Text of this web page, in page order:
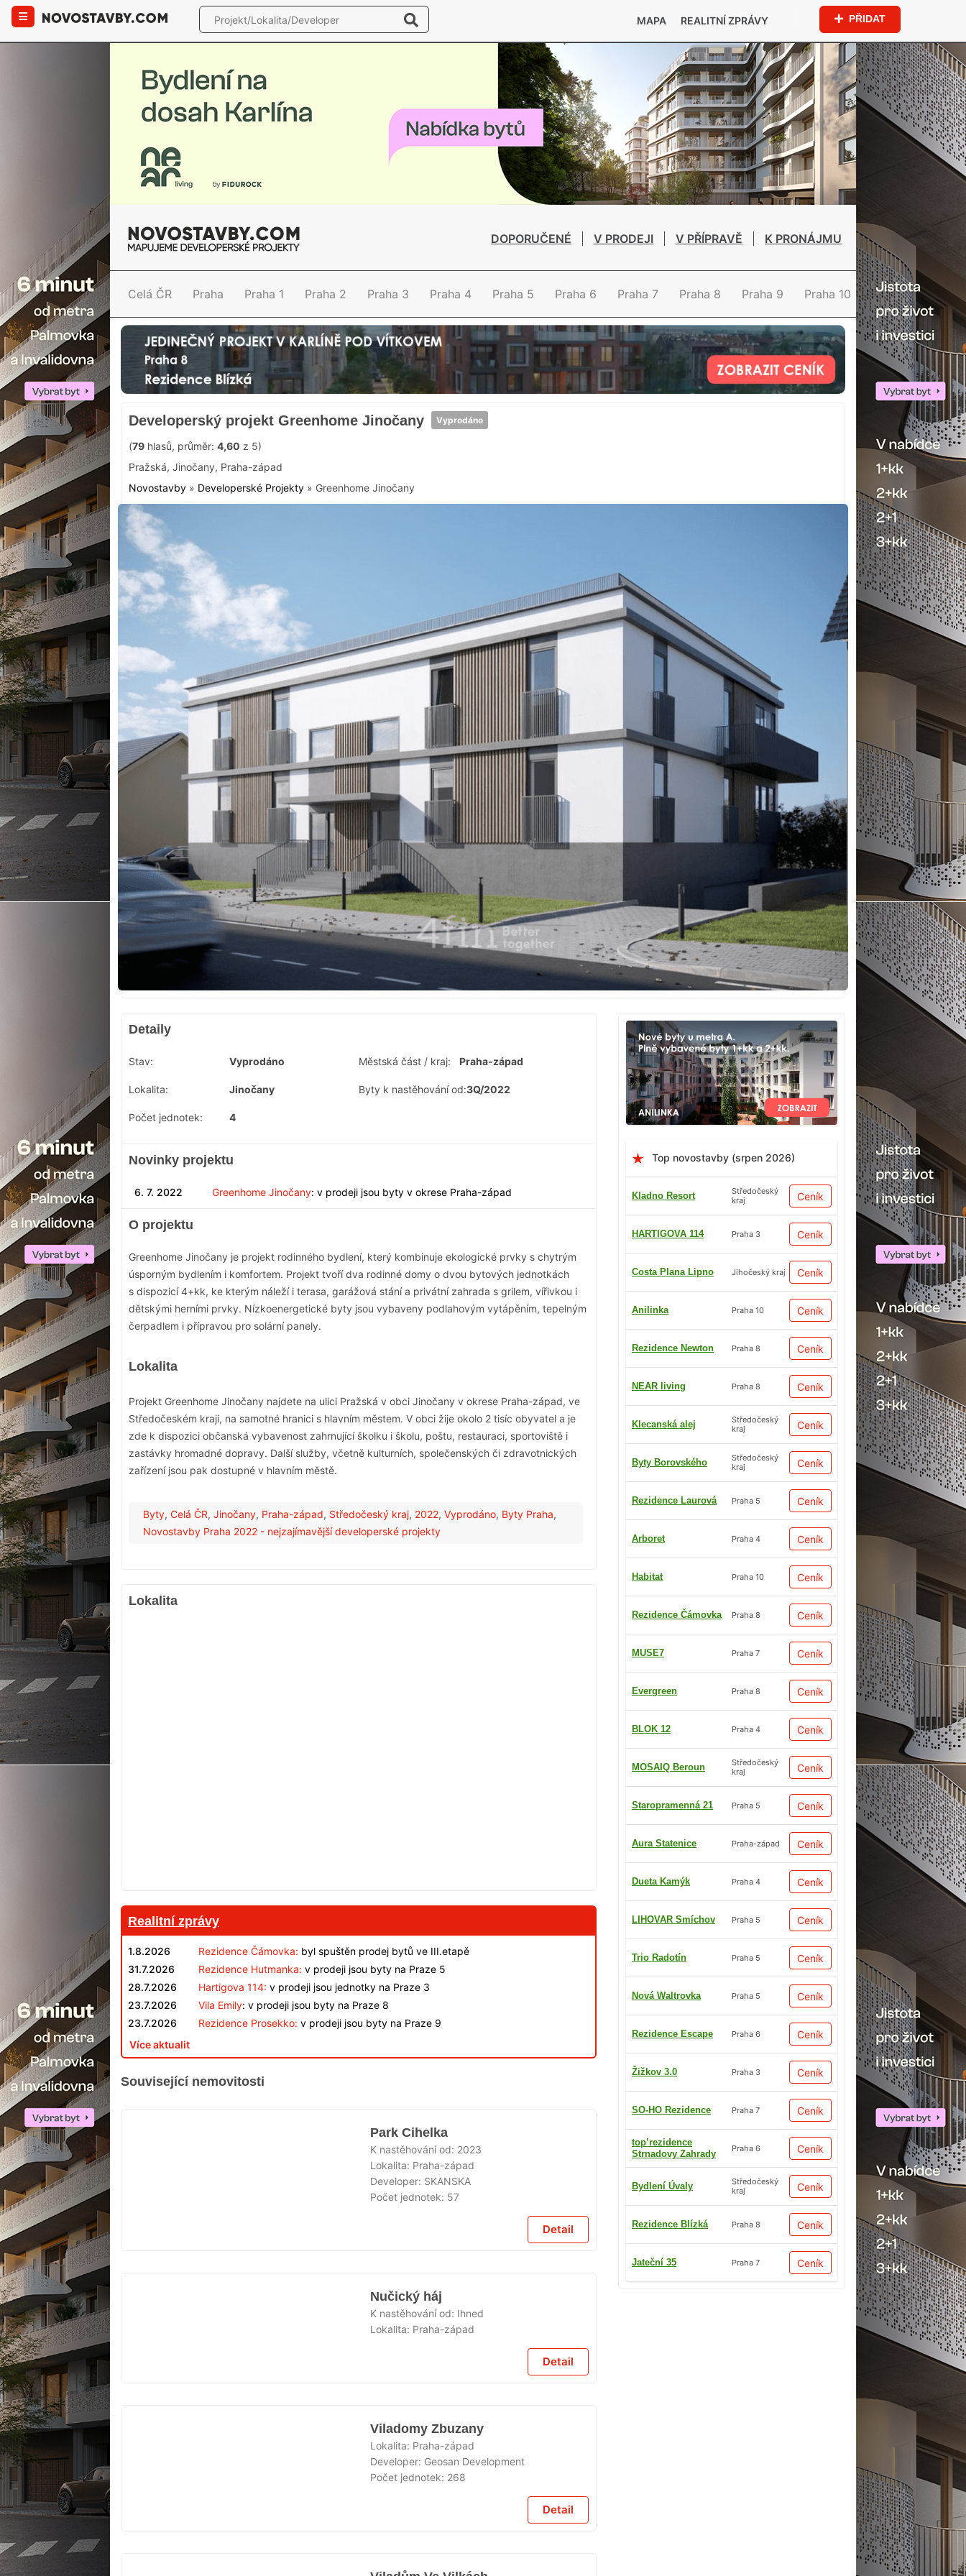
MAPA REALITNÍ ZPRÁVY PŘIDAT
DOPORUČENÉ V PRODEJI V PŘÍPRAVĚ K PRONÁJMU
Celá ČR Praha Praha 1 Praha 2 Praha 3 Praha 4 Praha 5 Praha 6 Praha 7 Praha 8 Praha 9 Praha 10
Developerský projekt Greenhome Jinočany Vyprodáno
(79 hlasů, průměr: 4,60 z 5)
Pražská, Jinočany, Praha-západ
Novostavby » Developerské Projekty » Greenhome Jinočany
Top novostavby (srpen 2026)
Kladno Resort
Středočeský
kraj
Ceník
HARTIGOVA 114 Praha 3 Ceník
Costa Plana Lipno Jihočeský kraj Ceník
Anilinka Praha 10 Ceník
Rezidence Newton Praha 8 Ceník
NEAR living Praha 8 Ceník
Klecanská alej
Středočeský
kraj
Ceník
Byty Borovského
Středočeský
kraj
Ceník
Rezidence Laurová Praha 5 Ceník
Arboret Praha 4 Ceník
Habitat Praha 10 Ceník
Rezidence Čámovka Praha 8 Ceník
MUSE7 Praha 7 Ceník
Evergreen Praha 8 Ceník
BLOK 12 Praha 4 Ceník
MOSAIQ Beroun
Středočeský
kraj
Ceník
Staropramenná 21 Praha 5 Ceník
Aura Statenice Praha-západ Ceník
Dueta Kamýk Praha 4 Ceník
LIHOVAR Smíchov Praha 5 Ceník
Trio Radotín Praha 5 Ceník
Nová Waltrovka Praha 5 Ceník
Rezidence Escape Praha 6 Ceník
Žižkov 3.0 Praha 3 Ceník
SO-HO Rezidence Praha 7 Ceník
top’rezidence
Strnadovy Zahrady
Praha 6 Ceník
Bydlení Úvaly
Středočeský
kraj
Ceník
Rezidence Blízká Praha 8 Ceník
Jateční 35 Praha 7 Ceník
Detaily
Stav: Vyprodáno Městská část / kraj: Praha-západ
Lokalita: Jinočany Byty k nastěhování od:3Q/2022
Počet jednotek: 4
Novinky projektu
6. 7. 2022 Greenhome Jinočany: v prodeji jsou byty v okrese Praha-západ
O projektu
Greenhome Jinočany je projekt rodinného bydlení, který kombinuje ekologické prvky s chytrým
úsporným bydlením i komfortem. Projekt tvoří dva rodinné domy o dvou bytových jednotkách
s dispozicí 4+kk, ke kterým náleží i terasa, garážová stání a privátní zahrada s grilem, vířivkou i
dětskými herními prvky. Nízkoenergetické byty jsou vybaveny podlahovým vytápěním, tepelným
čerpadlem i přípravou pro solární panely.
Lokalita
Projekt Greenhome Jinočany najdete na ulici Pražská v obci Jinočany v okrese Praha-západ, ve
Středočeském kraji, na samotné hranici s hlavním městem. V obci žije okolo 2 tisíc obyvatel a je
zde k dispozici občanská vybavenost zahrnující školku i školu, poštu, restauraci, sportoviště i
zastávky hromadné dopravy. Další služby, včetně kulturních, společenských či zdravotnických
zařízení jsou pak dostupné v hlavním městě.
Byty, Celá ČR, Jinočany, Praha-západ, Středočeský kraj, 2022, Vyprodáno, Byty Praha,
Novostavby Praha 2022 - nejzajímavější developerské projekty
Lokalita
Realitní zprávy
1.8.2026 Rezidence Čámovka: byl spuštěn prodej bytů ve III.etapě
31.7.2026
Rezidence Hutmanka: v prodeji jsou byty na Praze 5
28.7.2026
Hartigova 114: v prodeji jsou jednotky na Praze 3
23.7.2026
Vila Emily: v prodeji jsou byty na Praze 8
23.7.2026
Rezidence Prosekko: v prodeji jsou byty na Praze 9
Více aktualit
Související nemovitosti
Park Cihelka
K nastěhování od: 2023
Lokalita: Praha-západ
Developer: SKANSKA
Počet jednotek: 57
Detail
Nučický háj
K nastěhování od: Ihned
Lokalita: Praha-západ
Detail
Viladomy Zbuzany
Lokalita: Praha-západ
Developer: Geosan Development
Počet jednotek: 268
Detail